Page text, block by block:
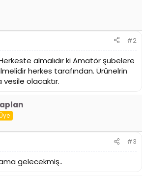
#2
almalıdır ki Amatör şubelere
herkes tarafından. Ürünelrin
vesile olacaktır.
#3
gelecekmiş..